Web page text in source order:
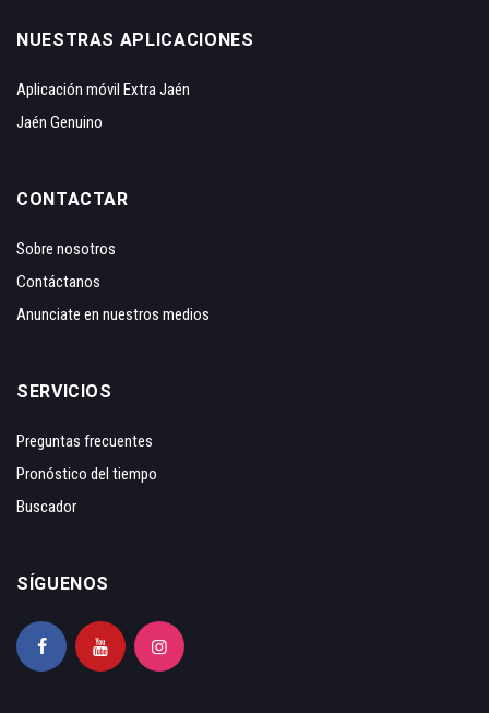
NUESTRAS APLICACIONES
Aplicación móvil Extra Jaén
Jaén Genuino
CONTACTAR
Sobre nosotros
Contáctanos
Anunciate en nuestros medios
SERVICIOS
Preguntas frecuentes
Pronóstico del tiempo
Buscador
SÍGUENOS